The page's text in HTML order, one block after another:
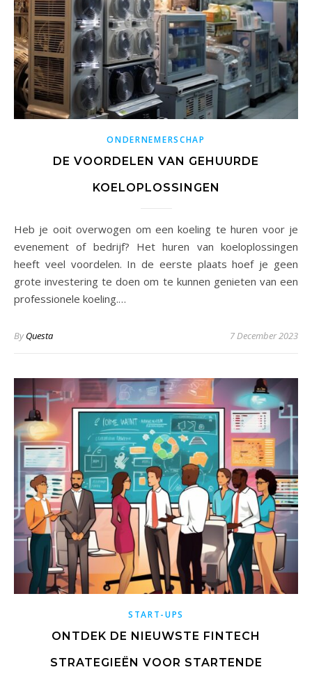
ONDERNEMERSCHAP
DE VOORDELEN VAN GEHUURDE
KOELOPLOSSINGEN
Heb je ooit overwogen om een koeling te huren voor je
evenement of bedrijf? Het huren van koeloplossingen
heeft veel voordelen. In de eerste plaats hoef je geen
grote investering te doen om te kunnen genieten van een
professionele koeling.…
ByQuesta 7 December 2023
START-UPS
ONTDEK DE NIEUWSTE FINTECH
STRATEGIEËN VOOR STARTENDE